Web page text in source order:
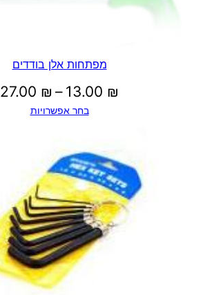
מפתחות אלן בודדים
13.00 ₪
–
27.00 ₪
בחר אפשרויות